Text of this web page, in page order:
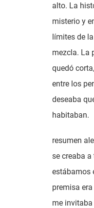
alto. La
misterio y
límites de
mezcla. La
quedó
entre los
deseaba
habitaban.
resumen
se creaba
estábamos
premisa
me